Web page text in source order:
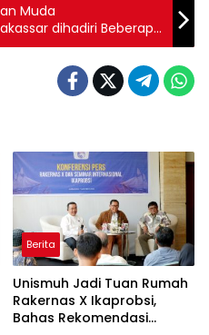
Muda
dihadiri Beberapa
Berita
Unismuh Jadi Tuan Rumah
Rakernas X Ikaprobsi,
Bahas Rekomendasi